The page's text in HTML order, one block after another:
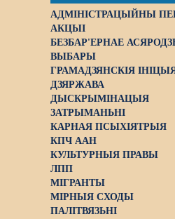
АДМІНІСТРАЦЫЙНЫ
АКЦЫІ
БЕЗБАР'ЕРНАЕ
ВЫБАРЫ
ГРАМАДЗЯНСКІЯ
ДЗЯРЖАВА
ДЫСКРЫМІНАЦЫЯ
ЗАТРЫМАНЬНІ
КАРНАЯ ПСЫХІЯТРЫЯ
КПЧ ААН
КУЛЬТУРНЫЯ ПРАВЫ
ЛПП
МІГРАНТЫ
МІРНЫЯ СХОДЫ
ПАЛІТВЯЗЬНІ